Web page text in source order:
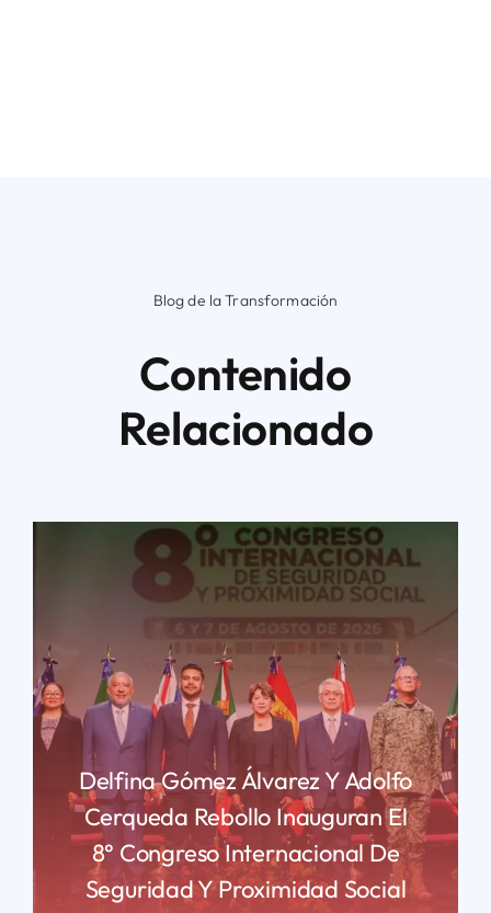
Blog de la Transformación
Contenido
Relacionado
Delfina Gómez Álvarez Y Adolfo
Cerqueda Rebollo Inauguran El
8° Congreso Internacional De
Seguridad Y Proximidad Social